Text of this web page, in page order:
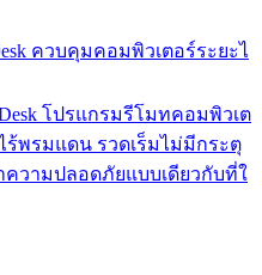
ควบคุมคอมพิวเตอร์ระยะไ
โปรแกรมรีโมทคอมพิวเต
พรมแดน รวดเร็มไม่มีกระตุ
วามปลอดภัยแบบเดียวกับที่ใ